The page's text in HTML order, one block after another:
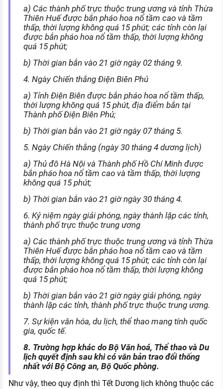
a) Các thành phố trực thuộc trung ương và tỉnh Thừa
Thiên Huế được bắn pháo hoa nổ tầm cao và tầm
thấp, thời lượng không quá 15 phút; các tỉnh còn lại
được bắn pháo hoa nổ tầm thấp, thời lượng không
quá 15 phút;
b) Thời gian bắn vào 21 giờ ngày 02 tháng 9.
4. Ngày Chiến thắng Điện Biên Phủ
a) Tỉnh Điện Biên được bắn pháo hoa nổ tầm thấp,
thời lượng không quá 15 phút, địa điểm bắn tại
Thành phố Điện Biên Phủ;
b) Thời gian bắn vào 21 giờ ngày 07 tháng 5.
5. Ngày Chiến thắng (ngày 30 tháng 4 dương lịch)
a) Thủ đô Hà Nội và Thành phố Hồ Chí Minh được
bắn pháo hoa nổ tầm cao và tầm thấp, thời lượng
không quá 15 phút;
b) Thời gian bắn vào 21 giờ ngày 30 tháng 4.
6. Kỷ niệm ngày giải phóng, ngày thành lập các tỉnh,
thành phố trực thuộc trung ương
a) Các thành phố trực thuộc trung ương và tỉnh Thừa
Thiên Huế được bắn pháo hoa nổ tầm cao và tầm
thấp, thời lượng không quá 15 phút; các tỉnh còn lại
được bắn pháo hoa nổ tầm thấp, thời lượng không
quá 15 phút;
b) Thời gian bắn vào 21 giờ ngày giải phóng, ngày
thành lập các tỉnh, thành phố trực thuộc trung ương.
7. Sự kiện văn hóa, du lịch, thể thao mang tính quốc
gia, quốc tế.
8. Trường hợp khác do Bộ Văn hoá, Thể thao và Du
lịch quyết định sau khi có văn bản trao đổi thống
nhất với Bộ Công an, Bộ Quốc phòng.
Như vậy, theo quy định thì Tết Dương lịch không thuộc các